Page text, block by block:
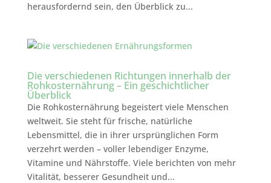
herausfordernd sein, den Überblick zu...
Die verschiedenen Richtungen innerhalb der
Rohkosternährung – Ein geschichtlicher
Überblick
Die Rohkosternährung begeistert viele Menschen
weltweit. Sie steht für frische, natürliche
Lebensmittel, die in ihrer ursprünglichen Form
verzehrt werden – voller lebendiger Enzyme,
Vitamine und Nährstoffe. Viele berichten von mehr
Vitalität, besserer Gesundheit und...